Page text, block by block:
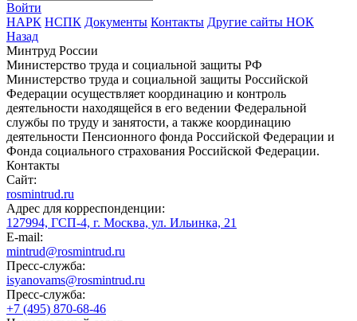
Войти
НАРК НСПК Документы Контакты Другие сайты НОК
Назад
Минтруд России
Министерство труда и социальной защиты РФ
Министерство труда и социальной защиты Российской
Федерации осуществляет координацию и контроль
деятельности находящейся в его ведении Федеральной
службы по труду и занятости, а также координацию
деятельности Пенсионного фонда Российской Федерации и
Фонда социального страхования Российской Федерации.
Контакты
Сайт:
rosmintrud.ru
Адрес для корреспонденции:
127994, ГСП-4, г. Москва, ул. Ильинка, 21
E-mail:
mintrud@rosmintrud.ru
Пресс-служба:
isyanovams@rosmintrud.ru
Пресс-служба:
+7 (495) 870-68-46